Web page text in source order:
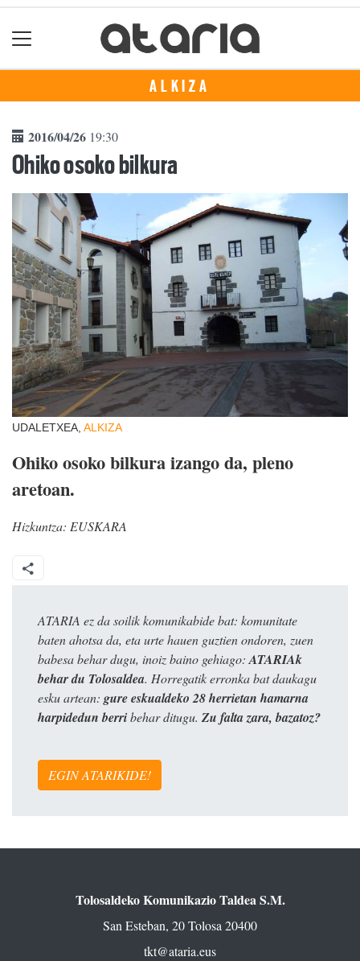
ALKIZA
2016/04/26 19:30
Ohiko osoko bilkura
UDALETXEA, ALKIZA
Ohiko osoko bilkura izango da, pleno
aretoan.
Hizkuntza: EUSKARA
ATARIA ez da soilik komunikabide bat: komunitate
baten ahotsa da, eta urte hauen guztien ondoren, zuen
babesa behar dugu, inoiz baino gehiago: ATARIAk
behar du Tolosaldea. Horregatik erronka bat daukagu
esku artean: gure eskualdeko 28 herrietan hamarna
harpidedun berribehar ditugu. Zu falta zara, bazatoz?
EGIN ATARIKIDE!
Tolosaldeko Komunikazio Taldea S.M.
San Esteban, 20 Tolosa 20400
tkt@ataria.eus